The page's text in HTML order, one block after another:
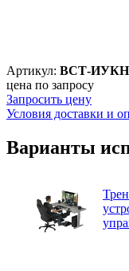
Артикул: ВСТ-
цена по запросу
Запросить цену
Условия доставки и
Варианты